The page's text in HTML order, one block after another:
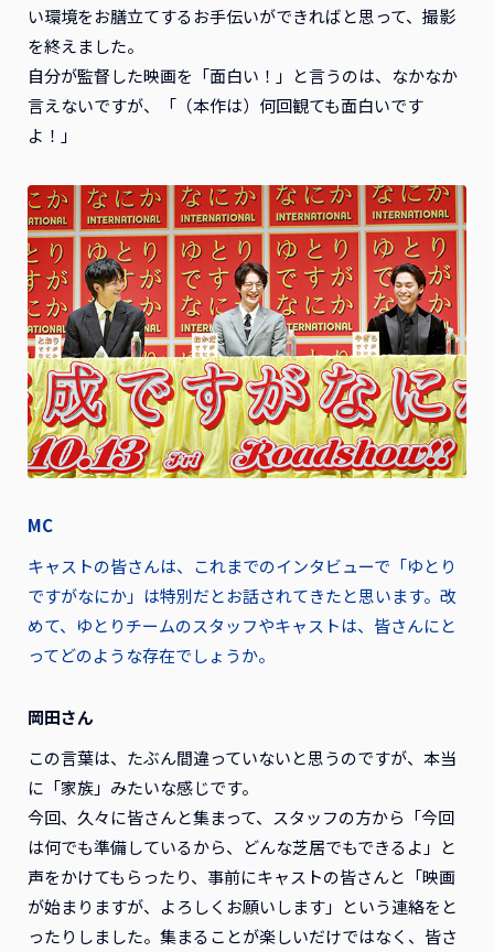
い環境をお膳立てするお手伝いができればと思って、撮影
を終えました。
自分が監督した映画を「面白い！」と言うのは、なかなか
言えないですが、「（本作は）何回観ても面白いです
よ！」
MC
キャストの皆さんは、これまでのインタビューで「ゆとり
ですがなにか」は特別だとお話されてきたと思います。改
めて、ゆとりチームのスタッフやキャストは、皆さんにと
ってどのような存在でしょうか。
岡田さん
この言葉は、たぶん間違っていないと思うのですが、本当
に「家族」みたいな感じです。
今回、久々に皆さんと集まって、スタッフの方から「今回
は何でも準備しているから、どんな芝居でもできるよ」と
声をかけてもらったり、事前にキャストの皆さんと「映画
が始まりますが、よろしくお願いします」という連絡をと
ったりしました。集まることが楽しいだけではなく、皆さ